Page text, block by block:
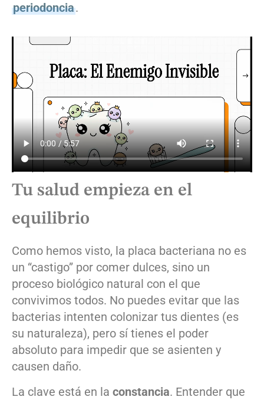
periodoncia.
Tu salud empieza en el
equilibrio
Como hemos visto, la placa bacteriana no es
un “castigo” por comer dulces, sino un
proceso biológico natural con el que
convivimos todos. No puedes evitar que las
bacterias intenten colonizar tus dientes (es
su naturaleza), pero sí tienes el poder
absoluto para impedir que se asienten y
causen daño.
La clave está en la constancia. Entender que